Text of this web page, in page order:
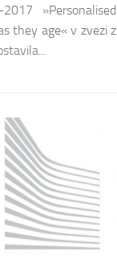
2017 »Personalised
they age« v zvezi z